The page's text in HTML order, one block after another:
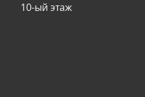
10-ый этаж